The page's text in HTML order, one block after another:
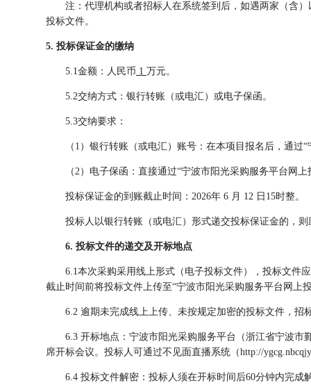
注：代理机构或者招标人在系统签到后，如遇两家（含
投标文件。
5. 投标保证金的缴纳
5.1金额：人民币 1 万元。
5.2交纳方式：银行转账（或电汇）或电子保函。
5.3交纳要求：
（ 1）银行转账（或电汇）账号：在本项目报名后，通过
（2）电子保函：直接通过“宁波市阳光采购服务平台网
投标保证金的到账截止时间： 2026年 6 月 12 日 15时整。
投标人以银行转账（或电汇）形式递交投标保证金的，
6.投标文件的递交及开标地点
6.1本次采购采用线上形式（电子投标文件），投标文件
截止时间前将投标文件上传至“宁波市阳光采购服务平台网上
6.2 逾期未完成线上上传、未按规定加密的投标文件，招
6.3 开标地点：宁波市阳光采购服务平台（浙江省宁波
席开标会议。投标人可通过不见面直播系统（http://
6.4 投标文件解密：投标人须在开标时间后60分钟内完